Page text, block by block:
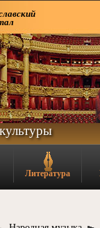
Литература